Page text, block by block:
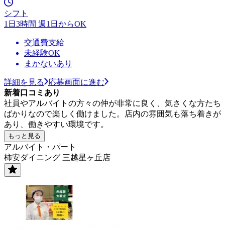
シフト
1日3時間 週1日からOK
交通費支給
未経験OK
まかないあり
詳細を見る
応募画面に進む
新着口コミあり
社員やアルバイトの方々の仲が非常に良く、気さくな方たち
ばかりなので楽しく働けました。店内の雰囲気も落ち着きが
あり、働きやすい環境です。
もっと見る
アルバイト・パート
柿安ダイニング 三越星ヶ丘店